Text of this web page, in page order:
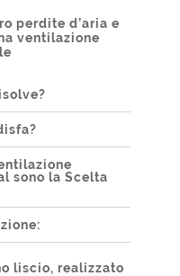
perdite d’aria e
ventilazione
sono la Scelta
liscio, realizzato